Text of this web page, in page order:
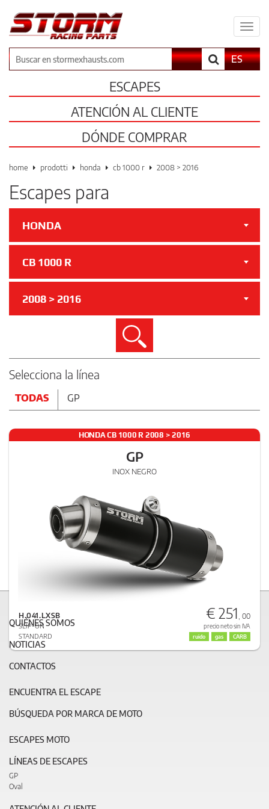
il
Buscar
ES
ESCAPES
ATENCIÓN AL CLIENTE
DÓNDE COMPRAR
home prodotti honda cb 1000 r 2008 > 2016
Escapes para
HONDA
CB 1000 R
2008 > 2016
Buscar
Selecciona la línea
TODAS GP
HONDA CB 1000 R 2008 > 2016
GP
INOX NEGRO
H.041.LXSB
SLIP-ON
STANDARD
€ 251 , 00
precio neto sin IVA
ruido gas CARB
QUIÉNES SOMOS
NOTICIAS
CONTACTOS
ENCUENTRA EL ESCAPE
BÚSQUEDA POR MARCA DE MOTO
ESCAPES MOTO
LÍNEAS DE ESCAPES
GP
Oval